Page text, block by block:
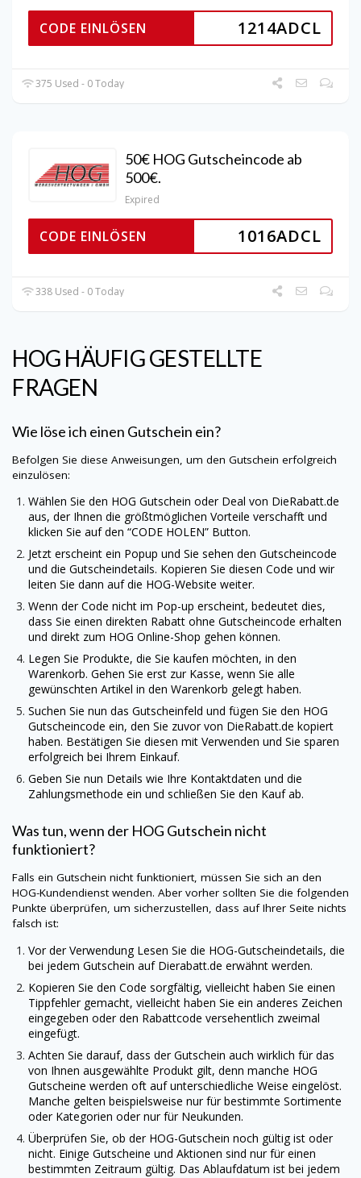
1214ADCL
CODE EINLÖSEN
375 Used - 0 Today
50€ HOG Gutscheincode ab
500€.
Expired
1016ADCL
CODE EINLÖSEN
338 Used - 0 Today
HOG HÄUFIG GESTELLTE
FRAGEN
Wie löse ich einen Gutschein ein?
Befolgen Sie diese Anweisungen, um den Gutschein erfolgreich
einzulösen:
Wählen Sie den HOG Gutschein oder Deal von DieRabatt.de
aus, der Ihnen die größtmöglichen Vorteile verschafft und
klicken Sie auf den “CODE HOLEN” Button.
Jetzt erscheint ein Popup und Sie sehen den Gutscheincode
und die Gutscheindetails. Kopieren Sie diesen Code und wir
leiten Sie dann auf die HOG-Website weiter.
Wenn der Code nicht im Pop-up erscheint, bedeutet dies,
dass Sie einen direkten Rabatt ohne Gutscheincode erhalten
und direkt zum HOG Online-Shop gehen können.
Legen Sie Produkte, die Sie kaufen möchten, in den
Warenkorb. Gehen Sie erst zur Kasse, wenn Sie alle
gewünschten Artikel in den Warenkorb gelegt haben.
Suchen Sie nun das Gutscheinfeld und fügen Sie den HOG
Gutscheincode ein, den Sie zuvor von DieRabatt.de kopiert
haben. Bestätigen Sie diesen mit Verwenden und Sie sparen
erfolgreich bei Ihrem Einkauf.
Geben Sie nun Details wie Ihre Kontaktdaten und die
Zahlungsmethode ein und schließen Sie den Kauf ab.
Was tun, wenn der HOG Gutschein nicht
funktioniert?
Falls ein Gutschein nicht funktioniert, müssen Sie sich an den
HOG-Kundendienst wenden. Aber vorher sollten Sie die folgenden
Punkte überprüfen, um sicherzustellen, dass auf Ihrer Seite nichts
falsch ist:
Vor der Verwendung Lesen Sie die HOG-Gutscheindetails, die
bei jedem Gutschein auf Dierabatt.de erwähnt werden.
Kopieren Sie den Code sorgfältig, vielleicht haben Sie einen
Tippfehler gemacht, vielleicht haben Sie ein anderes Zeichen
eingegeben oder den Rabattcode versehentlich zweimal
eingefügt.
Achten Sie darauf, dass der Gutschein auch wirklich für das
von Ihnen ausgewählte Produkt gilt, denn manche HOG
Gutscheine werden oft auf unterschiedliche Weise eingelöst.
Manche gelten beispielsweise nur für bestimmte Sortimente
oder Kategorien oder nur für Neukunden.
Überprüfen Sie, ob der HOG-Gutschein noch gültig ist oder
nicht. Einige Gutscheine und Aktionen sind nur für einen
bestimmten Zeitraum gültig. Das Ablaufdatum ist bei jedem